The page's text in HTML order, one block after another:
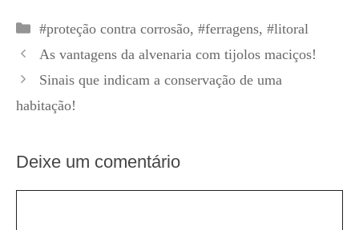
Categorias
#proteção contra corrosão, #ferragens, #litoral
As vantagens da alvenaria com tijolos maciços!
Sinais que indicam a conservação de uma
habitação!
Deixe um comentário